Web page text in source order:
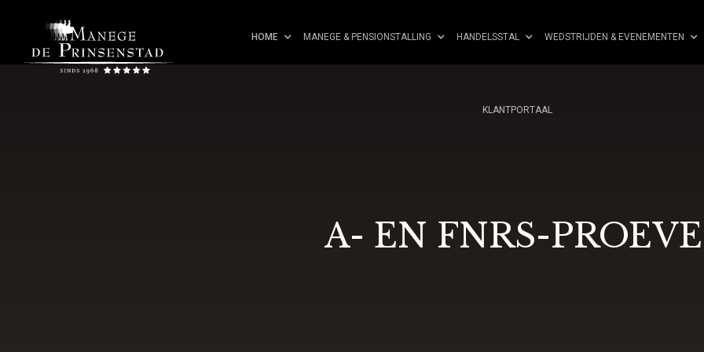
HOME MANEGE & PENSIONSTALLING HANDELSSTAL WEDSTRIJDEN & EVENEMENTEN
KLANTPORTAAL
A- EN FNRS-